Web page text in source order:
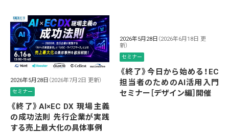
2026年5月28日 （2026年7月2日 更新）
セミナー
《終了》AI×EC DX 現場主義
の成功法則 先行企業が実践
する売上最大化の具体事例
2026年5月28日 （2026年6月18日 更
新）
セミナー
《終了》今日から始める！EC
担当者のためのAI活用入門
セミナー［デザイン編］開催